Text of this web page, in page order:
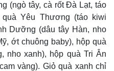
(ngò tây, cà rốt Đà Lạt, táo
Yêu Thương (táo kiwi
Dưỡng (dâu tây Hàn, nho
ớt chuông baby), hộp quà
nho xanh), hộp quà Tri Ân
vàng). Giỏ quà xanh chỉ